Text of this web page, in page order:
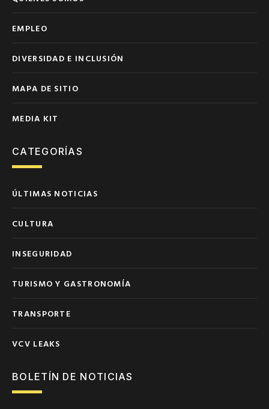
EMPLEO
DIVERSIDAD E INCLUSIÓN
MAPA DE SITIO
MEDIA KIT
CATEGORÍAS
ÚLTIMAS NOTICIAS
CULTURA
INSEGURIDAD
TURISMO Y GASTRONOMÍA
TRANSPORTE
VCV LEAKS
BOLETÍN DE NOTICIAS